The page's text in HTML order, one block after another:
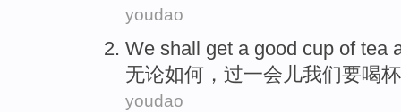
youdao
We shall get a good cup of tea
无论如何，过一会儿我们要喝杯
youdao